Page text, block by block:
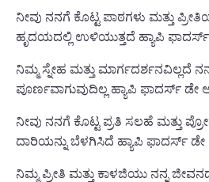
ನೀವು ನನಗೆ ಕೊಟ್ಟ ಪಾಠಗಳು ಮತ್ತು
ಹೃದಯದಲ್ಲಿ ಉಳಿಯುತ್ತದೆ ಹ್ಯಾಪಿ
ನಿಮ್ಮ ಸ್ನೇಹ ಮತ್ತು ಮಾರ್ಗದರ್ಶನವಿಲ್ಲದೆ
ಪೂರ್ಣವಾಗುವುದಿಲ್ಲ ಹ್ಯಾಪಿ ಫಾದರ್ಸ್ ಡೇ
ನೀವು ನನಗೆ ಕೊಟ್ಟ ಪ್ರತಿ ಸಲಹೆ ಮತ್ತು
ದಾರಿಯನ್ನು ಬೆಳಗಿಸಿದೆ ಹ್ಯಾಪಿ ಫಾದರ್ಸ್ ಡೇ
ನಿಮ್ಮ ಪ್ರೀತಿ ಮತ್ತು ಕಾಳಜಿಯು ನನ್ನ